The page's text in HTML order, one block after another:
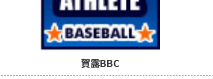
賀露BBC